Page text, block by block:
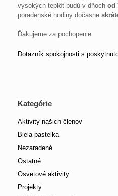
vysokých teplôt budú v dňoch od
poradenské hodiny dočasne
Ďakujeme za pochopenie.
Dotazník spokojnosti s
Kategórie
Aktivity našich členov
Biela pastelka
Nezaradené
Ostatné
Osvetové aktivity
Projekty